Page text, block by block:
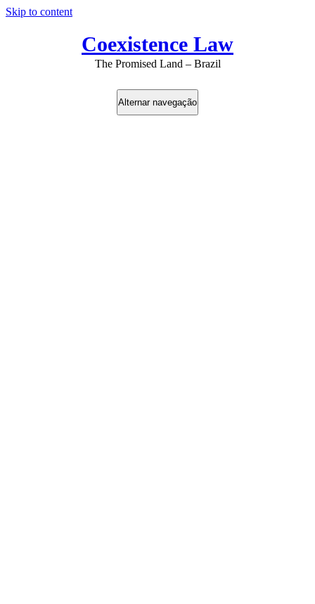
Skip to content
Coexistence Law
The Promised Land – Brazil
Alternar navegação